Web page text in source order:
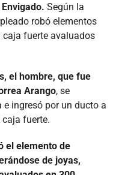
Según la
robó elementos
caja fuerte avaluados
el hombre, que fue
Arango, se
ingresó por un ducto a
fuerte.
el elemento de
de joyas,